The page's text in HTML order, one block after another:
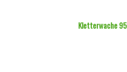
Kletterwache